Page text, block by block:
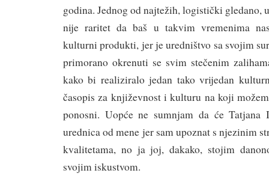
godina. Jednog od najtežih, logistički gledano,
nije raritet da baš u takvim vremenima
kulturni produkti, jer je uredništvo sa svojim
primorano okrenuti se svim stečenim
kako bi realiziralo jedan tako vrijedan
časopis za književnost i kulturu na koji
ponosni. Uopće ne sumnjam da će
urednica od mene jer sam upoznat s njezinim
kvalitetama, no ja joj, dakako, stojim
svojim iskustvom.